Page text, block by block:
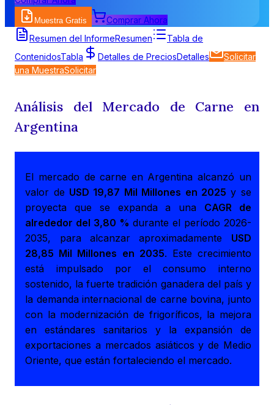
Muestra Gratis
Comprar Ahora
Resumen del InformeResumen
Tabla de
ContenidosTabla Detalles de PreciosDetalles
Solicitar
una MuestraSolicitar
Análisis del Mercado de Carne en
Argentina
El mercado de carne en Argentina alcanzó un
valor de USD 19,87 Mil Millones en 2025 y se
proyecta que se expanda a una CAGR de
alrededor del 3,80 % durante el período 2026-
2035, para alcanzar aproximadamente USD
28,85 Mil Millones en 2035. Este crecimiento
está impulsado por el consumo interno
sostenido, la fuerte tradición ganadera del país y
la demanda internacional de carne bovina, junto
con la modernización de frigoríficos, la mejora
en estándares sanitarios y la expansión de
exportaciones a mercados asiáticos y de Medio
Oriente, que están fortaleciendo el mercado.